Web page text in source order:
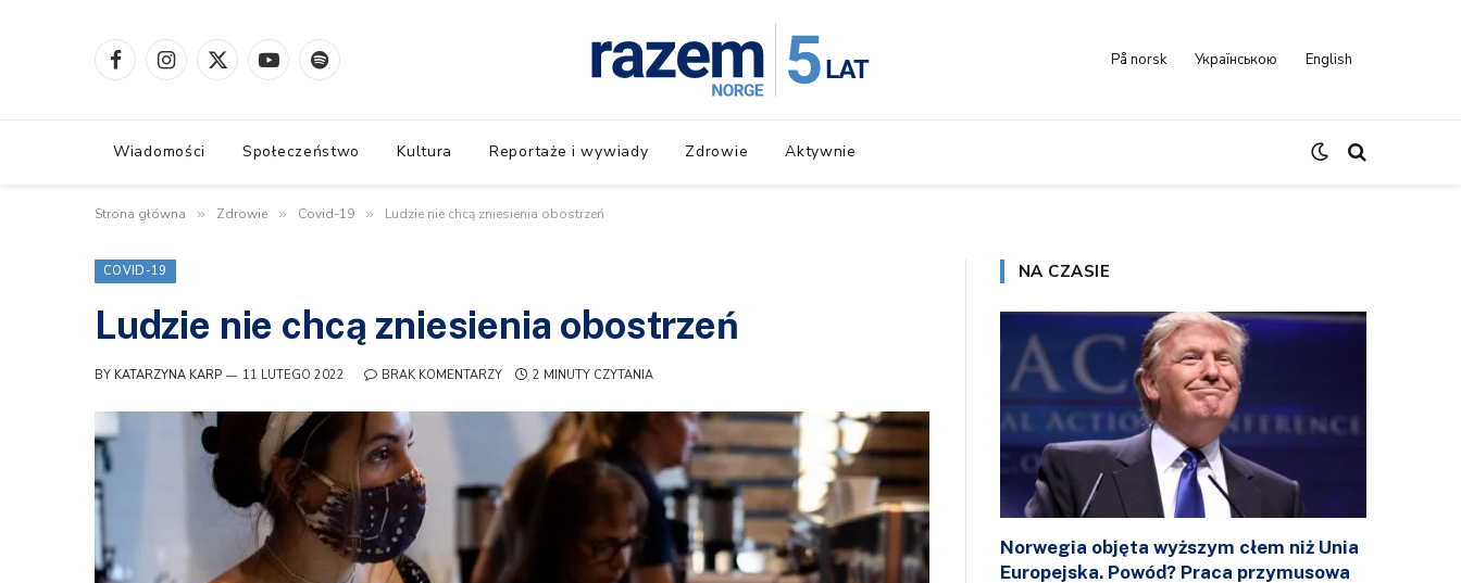
FacebookInstagram
X
YouTubeSpotify På norsk Українською English
Wiadomości Społeczeństwo Kultura Reportaże i wywiady Zdrowie Aktywnie
Strona główna » Zdrowie » Covid-19 » Ludzie nie chcą zniesienia obostrzeń
COVID-19
Ludzie nie chcą zniesienia obostrzeń
BY KATARZYNA KARP 11 LUTEGO 2022 BRAK KOMENTARZY 2 MINUTY CZYTANIA
NA CZASIE
Norwegia objęta wyższym cłem niż Unia
Europejska. Powód? Praca przymusowa